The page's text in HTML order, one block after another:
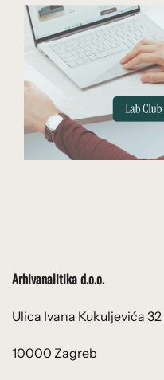
Arhivanalitika d.o.o.
Ulica Ivana Kukuljevića 32
10000 Zagreb